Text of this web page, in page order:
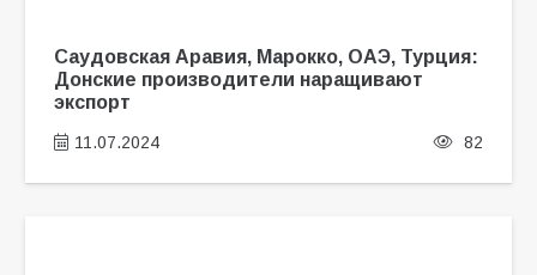
Саудовская Аравия, Марокко, ОАЭ, Турция:
Донские производители наращивают
экспорт
11.07.2024 82